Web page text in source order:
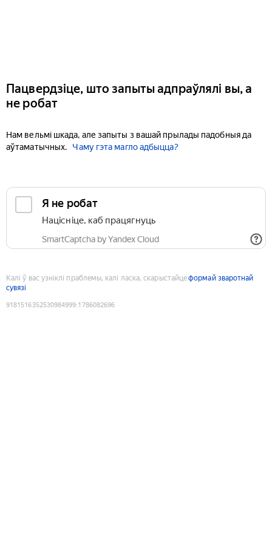
Пацвердзіце, што запыты адпраўлялі вы, а
не робат
Нам вельмі шкада, але запыты з вашай прылады падобныя да
аўтаматычных.
Чаму гэта магло адбыцца?
Я не робат
Націсніце, каб працягнуць
SmartCaptcha by Yandex Cloud
Калі ў вас узніклі праблемы, калі ласка, скарыстайцеформай зваротнай
сувязі
9181516352530984999:1786082696